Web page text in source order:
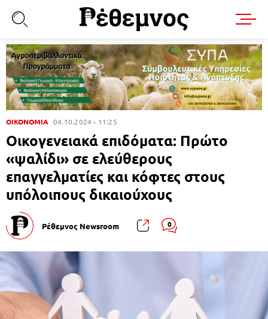
ΟΙΚΟΝΟΜΙΑ 04.10.2024 11:25
Οικογενειακά επιδόματα: Πρώτο
«ψαλίδι» σε ελεύθερους
επαγγελματίες και κόφτες στους
υπόλοιπους δικαιούχους
Ρέθεμνος Newsroom 0